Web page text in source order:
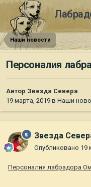
Наши новости
Персоналия
Автор Звезда Севера
19 марта, 2019 в Наши
Звезда
Опубликовано 19
Персоналия лабрадора